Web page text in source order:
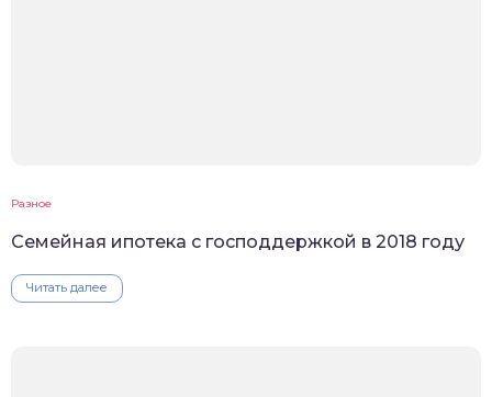
Разное
Семейная ипотека с господдержкой в 2018 году
Читать далее